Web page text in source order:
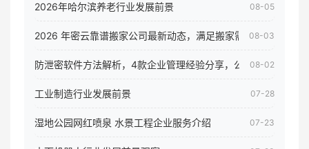
2026年哈尔滨养老行业发展前景 08-05
2026 年密云靠谱搬家公司最新动态，满足搬家需求！08-03
防泄密软件方法解析，4款企业管理经验分享，公司员工电脑核
08-02
工业制造行业发展前景 07-28
湿地公园网红喷泉 水景工程企业服务介绍 07-23